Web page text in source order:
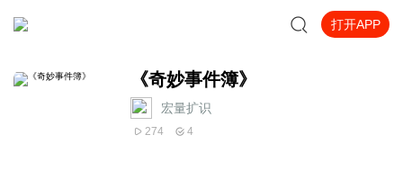
打开APP
《奇妙事件簿》
宏量扩识
274 4